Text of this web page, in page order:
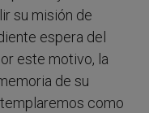
su misión de
espera del
este motivo, la
de su
como